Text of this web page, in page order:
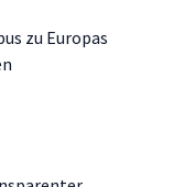
zu Europas